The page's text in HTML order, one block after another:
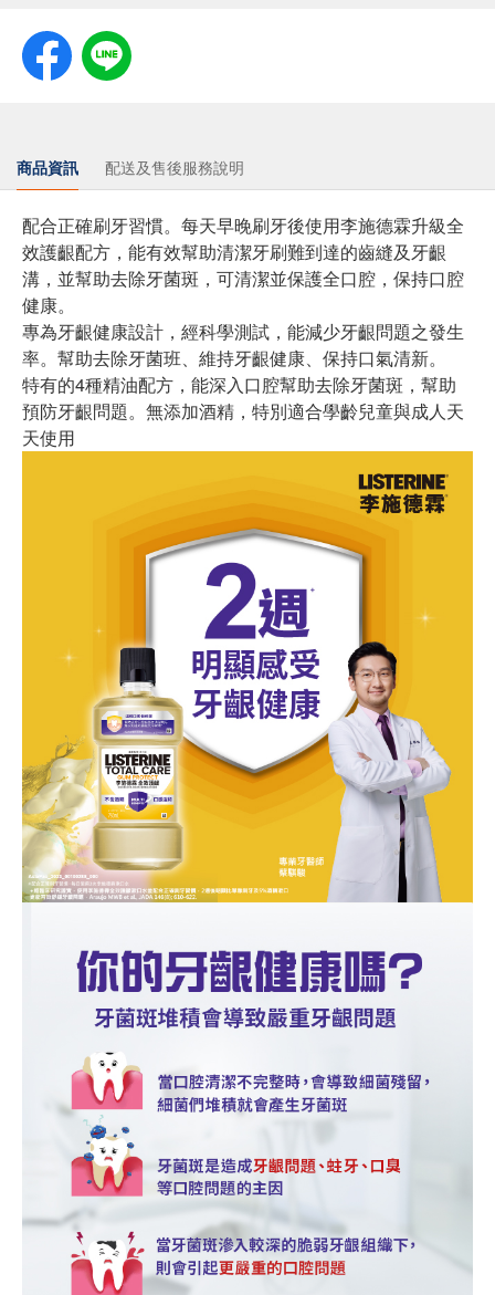
商品資訊 配送及售後服務說明
配合正確刷牙習慣。每天早晚刷牙後使用李施德霖升級全
效護齦配方，能有效幫助清潔牙刷難到達的齒縫及牙齦
溝，並幫助去除牙菌斑，可清潔並保護全口腔，保持口腔
健康。
專為牙齦健康設計，經科學測試，能減少牙齦問題之發生
率。幫助去除牙菌班、維持牙齦健康、保持口氣清新。
特有的4種精油配方，能深入口腔幫助去除牙菌斑，幫助
預防牙齦問題。無添加酒精，特別適合學齡兒童與成人天
天使用